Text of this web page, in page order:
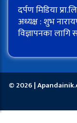
दर्पण मिडिया
अध्यक्ष : शुभ
विज्ञापनका
© 2026 |